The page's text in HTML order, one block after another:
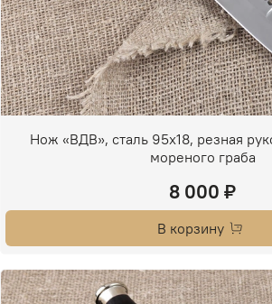
Нож «ВДВ», сталь 95х18, резная
мореного граба
8 000 ₽
В корзину